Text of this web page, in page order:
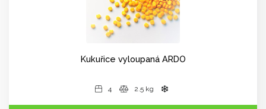
Kukuřice vyloupaná ARDO
4 2.5 kg